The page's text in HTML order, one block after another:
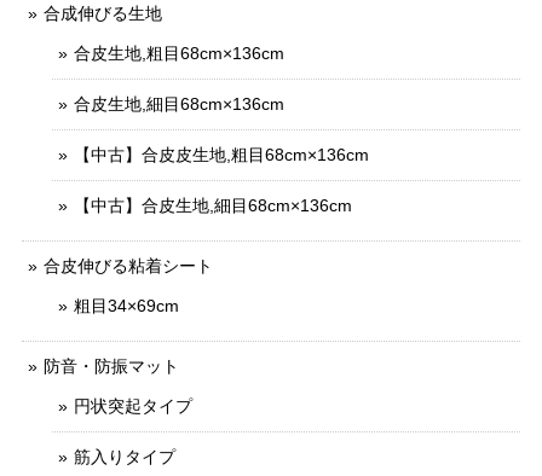
合成伸びる生地
合皮生地,粗目68cm×136cm
合皮生地,細目68cm×136cm
【中古】合皮皮生地,粗目68cm×136cm
【中古】合皮生地,細目68cm×136cm
合皮伸びる粘着シート
粗目34×69cm
防音・防振マット
円状突起タイプ
筋入りタイプ